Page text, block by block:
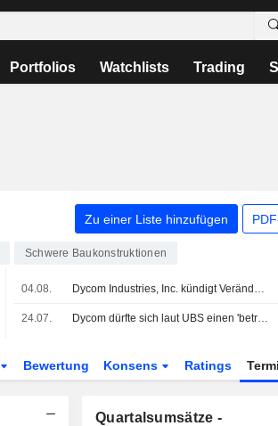
Portfolios Watchlists Trading
Zu einer Liste hinzufügen
Schwere Baukonstruktionen
04.08. Dycom Industries, Inc. kündigt Veränderungen im Board an - wirksam zum 4. August 2026
24.07. Dycom dürfte sich laut UBS einen 'beträchtlichen' Anteil an Arbeiten für Rechenzentrums-Interconnections sichern
Bewertung Konsens Ratings
Quartalsumsätze -